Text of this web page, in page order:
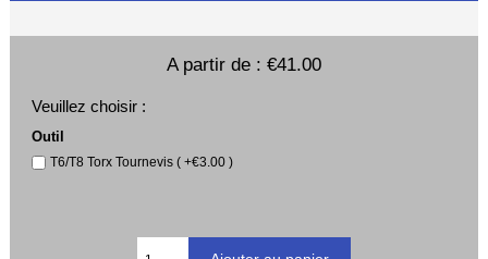
A partir de : €41.00
Veuillez choisir :
Outil
T6/T8 Torx Tournevis ( +€3.00 )